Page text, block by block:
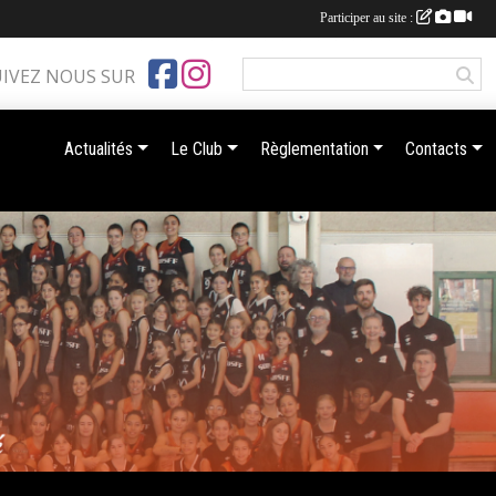
NOUS SUR
Actualités Le Club Règlementation Contacts
Participer au site :